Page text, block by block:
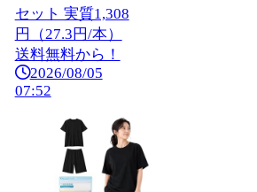
セット 実質1,308
円（27.3円/本）
送料無料から！
2026/08/05
07:52